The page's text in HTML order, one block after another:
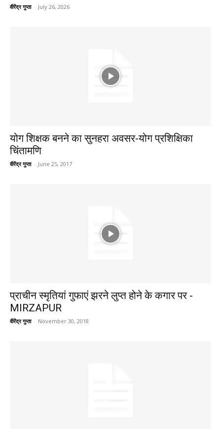
वीरेंद्र गुप्ता - July 26, 2026
योग शिक्षक बनने का सुनहरा अवसर-योग प्रशिक्षिका
चिंतामणि
वीरेंद्र गुप्ता - June 25, 2017
प्राचीन स्मृतियां गुफाएं झरने लुप्त होने के कगार पर -
MIRZAPUR
वीरेंद्र गुप्ता - November 30, 2018